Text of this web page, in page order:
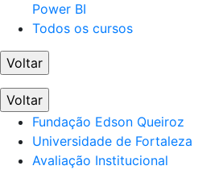
Power BI
Todos os cursos
Voltar
Voltar
Fundação Edson Queiroz
Universidade de Fortaleza
Avaliação Institucional